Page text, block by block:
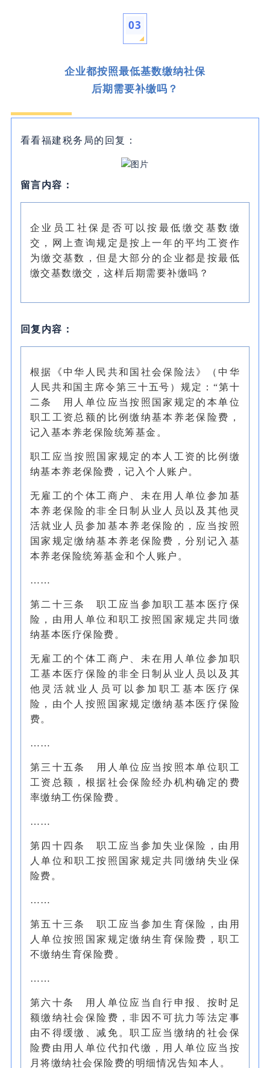
03
企业都按照最低基数缴纳社保
后期需要补缴吗？
看看福建税务局的回复：
留言内容：
企业员工社保是否可以按最低缴交基数缴
交，网上查询规定是按上一年的平均工资作
为缴交基数，但是大部分的企业都是按最低
缴交基数缴交，这样后期需要补缴吗？
回复内容：
根据《中华人民共和国社会保险法》（中华
人民共和国主席令第三十五号）规定：“第十
二条 用人单位应当按照国家规定的本单位
职工工资总额的比例缴纳基本养老保险费，
记入基本养老保险统筹基金。
职工应当按照国家规定的本人工资的比例缴
纳基本养老保险费，记入个人账户。
无雇工的个体工商户、未在用人单位参加基
本养老保险的非全日制从业人员以及其他灵
活就业人员参加基本养老保险的，应当按照
国家规定缴纳基本养老保险费，分别记入基
本养老保险统筹基金和个人账户。
……
第二十三条 职工应当参加职工基本医疗保
险，由用人单位和职工按照国家规定共同缴
纳基本医疗保险费。
无雇工的个体工商户、未在用人单位参加职
工基本医疗保险的非全日制从业人员以及其
他灵活就业人员可以参加职工基本医疗保
险，由个人按照国家规定缴纳基本医疗保险
费。
……
第三十五条 用人单位应当按照本单位职工
工资总额，根据社会保险经办机构确定的费
率缴纳工伤保险费。
……
第四十四条 职工应当参加失业保险，由用
人单位和职工按照国家规定共同缴纳失业保
险费。
……
第五十三条 职工应当参加生育保险，由用
人单位按照国家规定缴纳生育保险费，职工
不缴纳生育保险费。
……
第六十条 用人单位应当自行申报、按时足
额缴纳社会保险费，非因不可抗力等法定事
由不得缓缴、减免。职工应当缴纳的社会保
险费由用人单位代扣代缴，用人单位应当按
月将缴纳社会保险费的明细情况告知本人。